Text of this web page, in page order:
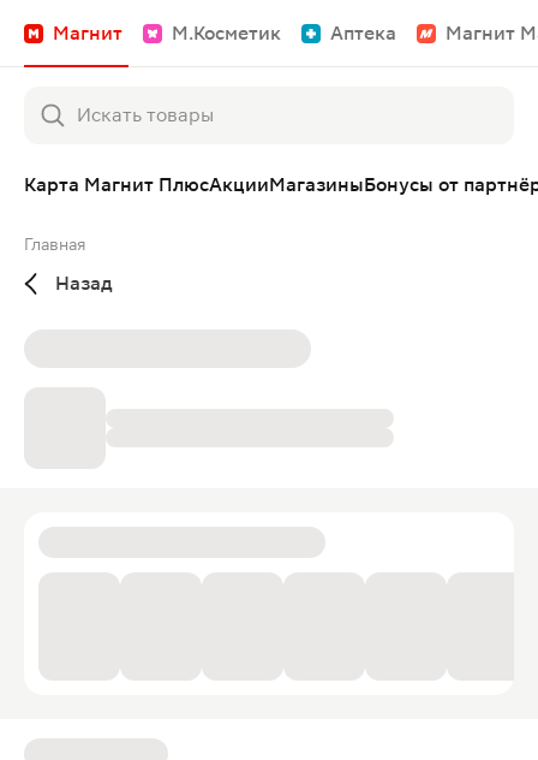
Магнит М.Косметик Аптека Магнит
Карта Магнит ПлюсАкцииМагазиныБонусы от
Главная
Назад